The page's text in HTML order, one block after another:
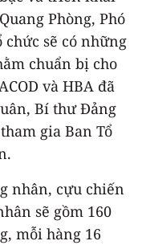
Phòng, Phó
chức sẽ có những
chuẩn bị cho
và HBA đã
Bí thư Đảng
gia Ban Tổ
nhân, cựu chiến
sẽ gồm 160
mỗi hàng 16